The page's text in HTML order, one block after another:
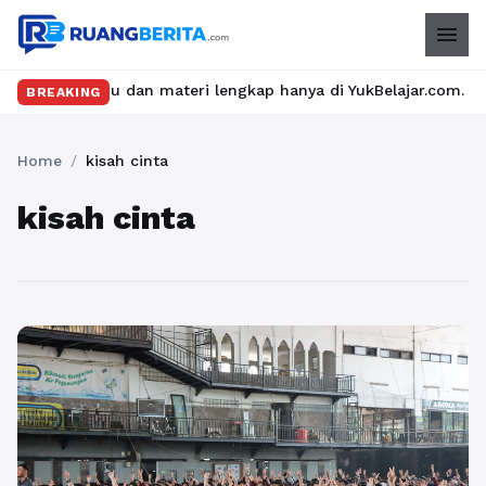
menu
BREAKING
seru dan materi lengkap hanya di YukBelajar.com. Mulai
Home / kisah cinta
kisah cinta